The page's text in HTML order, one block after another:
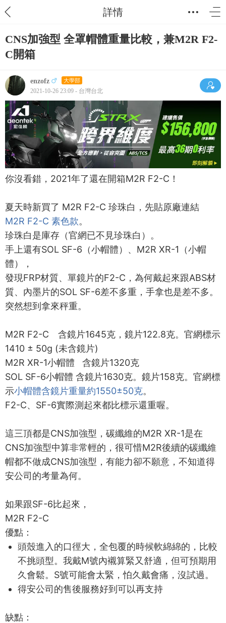
詳情
CNS加強型 全罩帽體重量比較，兼M2R F2-
C開箱
enzofz 大學部
2021-10-26 23:09 - 台灣台北
你沒看錯，2021年了還在開箱M2R F2-C！
夏天時新買了 M2R F2-C 珍珠白，先貼原廠連結
M2R F2-C 素色款。
珍珠白是庫存（官網已不見珍珠白）。
手上還有SOL SF-6（小帽體）、M2R XR-1（小帽
體），
發現FRP材質、單鏡片的F2-C，為何戴起來跟ABS材
質、內墨片的SOL SF-6差不多重，手拿也是差不多。
突然想到拿來秤重。
M2R F2-C 含鏡片1645克，鏡片122.8克。官網標示
1410 ± 50g (未含鏡片)
M2R XR-1小帽體 含鏡片1320克
SOL SF-6小帽體 含鏡片1630克。鏡片158克。官網標
示小帽體含鏡片重量約1550±50克。
F2-C、SF-6實際測起來都比標示還重喔。
這三頂都是CNS加強型，碳纖維的M2R XR-1是在
CNS加強型中算非常輕的，很可惜M2R後續的碳纖維
帽都不做成CNS加強型，有能力卻不願意，不知道得
安公司的考量為何。
如果跟SF-6比起來，
M2R F2-C
優點：
頭殼進入的口徑大，全包覆的時候軟綿綿的，比較
不挑頭型。我戴M號內襯算緊又舒適，但可預期用
久會鬆。S號可能會太緊，怕久戴會痛，沒試過。
得安公司的售後服務好到可以再支持
缺點：